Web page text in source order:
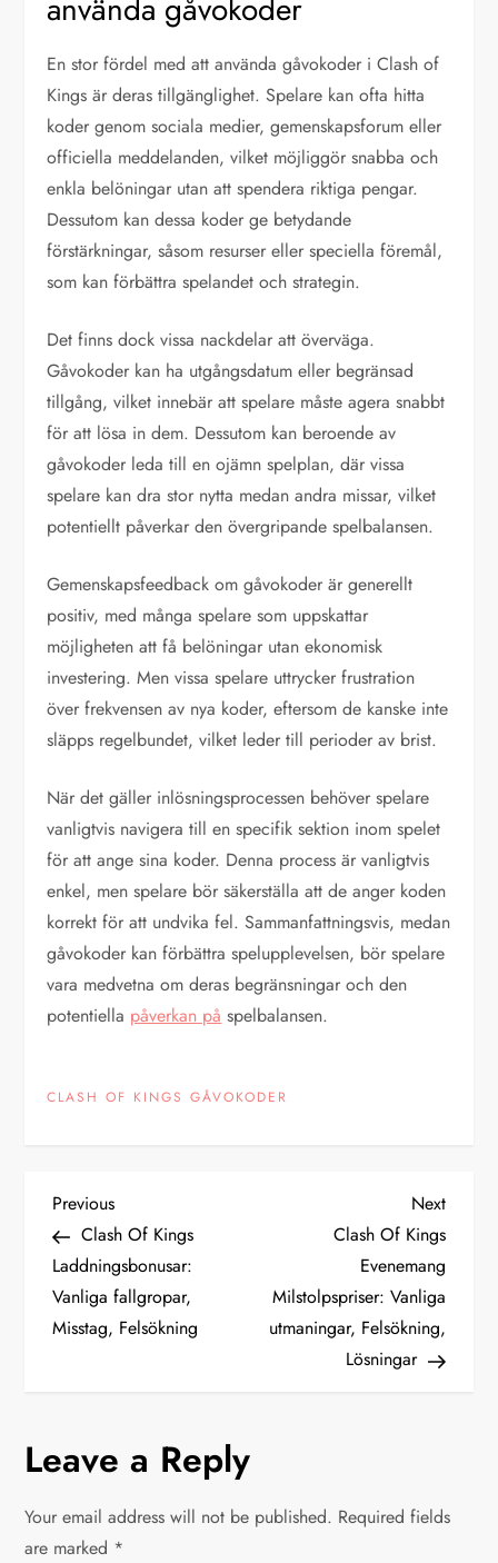
använda gåvokoder
En stor fördel med att använda gåvokoder i Clash of
Kings är deras tillgänglighet. Spelare kan ofta hitta
koder genom sociala medier, gemenskapsforum eller
officiella meddelanden, vilket möjliggör snabba och
enkla belöningar utan att spendera riktiga pengar.
Dessutom kan dessa koder ge betydande
förstärkningar, såsom resurser eller speciella föremål,
som kan förbättra spelandet och strategin.
Det finns dock vissa nackdelar att överväga.
Gåvokoder kan ha utgångsdatum eller begränsad
tillgång, vilket innebär att spelare måste agera snabbt
för att lösa in dem. Dessutom kan beroende av
gåvokoder leda till en ojämn spelplan, där vissa
spelare kan dra stor nytta medan andra missar, vilket
potentiellt påverkar den övergripande spelbalansen.
Gemenskapsfeedback om gåvokoder är generellt
positiv, med många spelare som uppskattar
möjligheten att få belöningar utan ekonomisk
investering. Men vissa spelare uttrycker frustration
över frekvensen av nya koder, eftersom de kanske inte
släpps regelbundet, vilket leder till perioder av brist.
När det gäller inlösningsprocessen behöver spelare
vanligtvis navigera till en specifik sektion inom spelet
för att ange sina koder. Denna process är vanligtvis
enkel, men spelare bör säkerställa att de anger koden
korrekt för att undvika fel. Sammanfattningsvis, medan
gåvokoder kan förbättra spelupplevelsen, bör spelare
vara medvetna om deras begränsningar och den
potentiella påverkan på spelbalansen.
CLASH OF KINGS GÅVOKODER
P
o
s
a
v
Previous
Post
Previous
Clash Of Kings
Laddningsbonusar:
Vanliga fallgropar,
Misstag, Felsökning
Next
Post
Next
Clash Of Kings
Evenemang
Milstolpspriser: Vanliga
utmaningar, Felsökning,
Lösningar
Leave a Reply
Your email address will not be published. Required fields
are marked *